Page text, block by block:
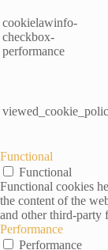
cookielawinfo-
checkbox-
performance
Functional
Functional
Functional cookies
the content of the
and other third-party
Performance
Performance